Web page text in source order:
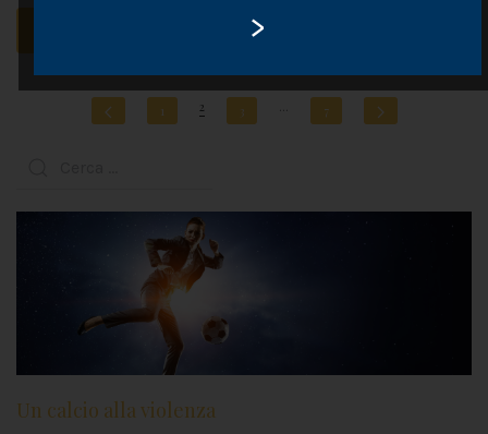
1 2 3 7
Un calcio alla violenza
>